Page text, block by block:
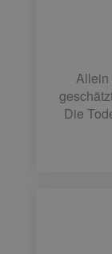
Allein
Die